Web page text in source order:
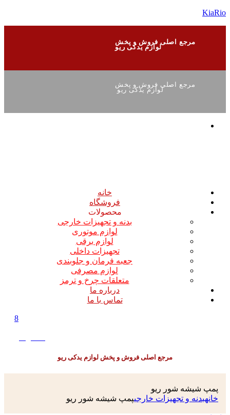
KiaRio
مرجع اصلی فروش و پخش
لوازم یدکی ریو
مرجع اصلی فروش و پخش
لوازم یدکی ریو
خانه
فروشگاه
محصولات
بدنه و تجهیزات خارجی
لوازم موتوری
لوازم برقی
تجهیزات داخلی
جعبه فرمان و جلوبندی
لوازم مصرفی
متعلقات چرخ و ترمز
درباره ما
تماس با ما
8
مرجع اصلی فروش و پخش لوازم یدکی ریو
پمپ شیشه شور ریو
خانهبدنه و تجهیزات خارجیپمپ شیشه شور ریو